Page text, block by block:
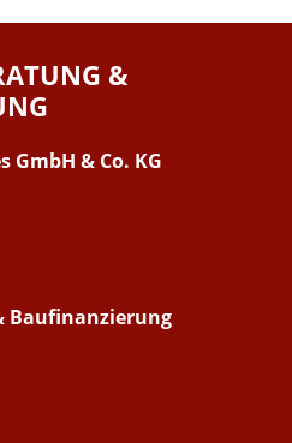
&
GmbH & Co. KG
Baufinanzierung